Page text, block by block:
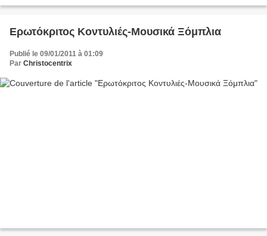
Ερωτόκριτος Κοντυλιές-Μουσικά Ξόμπλια
Publié le 09/01/2011 à 01:09
Par Christocentrix